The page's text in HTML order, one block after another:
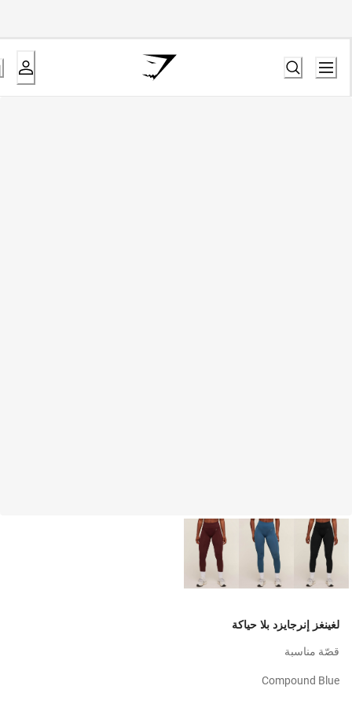
لغينغز إنرجايزد بلا حياكة
قصّة مناسبة
Compound Blue